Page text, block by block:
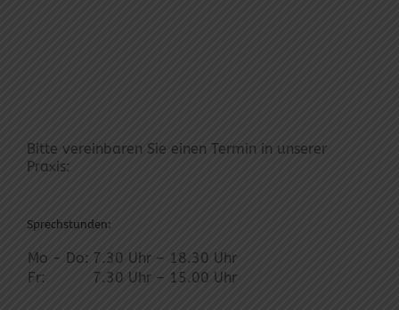
Bitte vereinbaren Sie einen Termin in unserer
Praxis:
Sprechstunden:
Mo - Do: 7.30 Uhr – 18.30 Uhr
Fr:
7.30 Uhr – 15.00 Uhr